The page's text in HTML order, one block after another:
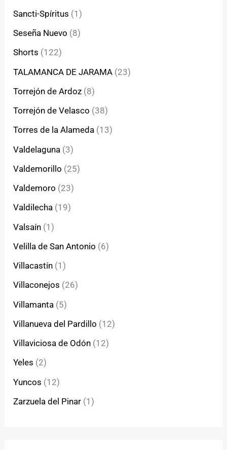
Sancti-Spíritus (1)
Seseña Nuevo (8)
Shorts (122)
TALAMANCA DE JARAMA (23)
Torrejón de Ardoz (8)
Torrejón de Velasco (38)
Torres de la Alameda (13)
Valdelaguna (3)
Valdemorillo (25)
Valdemoro (23)
Valdilecha (19)
Valsaín (1)
Velilla de San Antonio (6)
Villacastín (1)
Villaconejos (26)
Villamanta (5)
Villanueva del Pardillo (12)
Villaviciosa de Odón (12)
Yeles (2)
Yuncos (12)
Zarzuela del Pinar (1)